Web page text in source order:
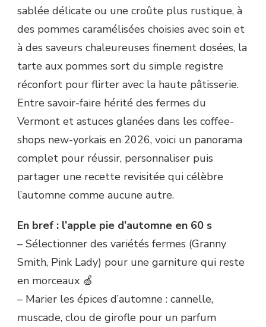
sablée délicate ou une croûte plus rustique, à
des pommes caramélisées choisies avec soin et
à des saveurs chaleureuses finement dosées, la
tarte aux pommes sort du simple registre
réconfort pour flirter avec la haute pâtisserie.
Entre savoir-faire hérité des fermes du
Vermont et astuces glanées dans les coffee-
shops new-yorkais en 2026, voici un panorama
complet pour réussir, personnaliser puis
partager une recette revisitée qui célèbre
l’automne comme aucune autre.
En bref : l’apple pie d’automne en 60 s
– Sélectionner des variétés fermes (Granny
Smith, Pink Lady) pour une garniture qui reste
en morceaux 🍏
– Marier les épices d’automne : cannelle,
muscade, clou de girofle pour un parfum